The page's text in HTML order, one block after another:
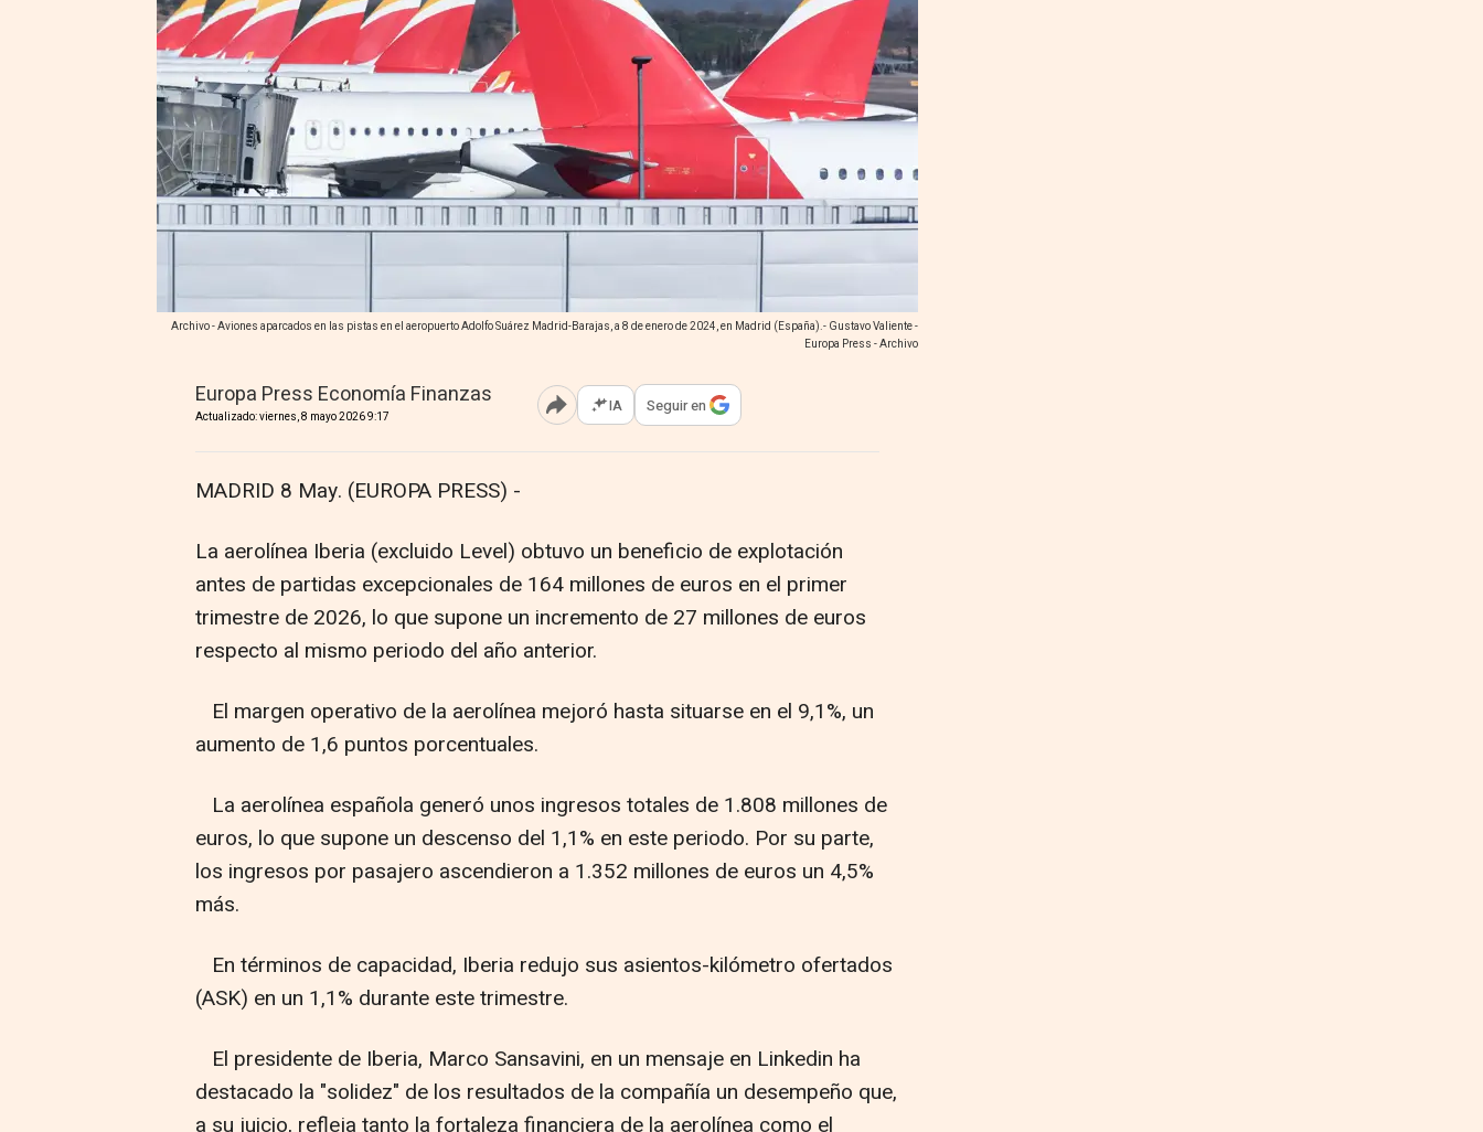
Archivo - Aviones aparcados en las pistas en el aeropuerto Adolfo Suárez Madrid-Barajas, a 8 de enero de 2024, en Madrid (España).- Gustavo Valiente -
Europa Press - Archivo
Europa Press Economía Finanzas
Actualizado: viernes, 8 mayo 2026 9:17 Abrir opciones para compartir
IA Seguir en
MADRID 8 May. (EUROPA PRESS) -
La aerolínea Iberia (excluido Level) obtuvo un beneficio de explotación
antes de partidas excepcionales de 164 millones de euros en el primer
trimestre de 2026, lo que supone un incremento de 27 millones de euros
respecto al mismo periodo del año anterior.
El margen operativo de la aerolínea mejoró hasta situarse en el 9,1%, un
aumento de 1,6 puntos porcentuales.
La aerolínea española generó unos ingresos totales de 1.808 millones de
euros, lo que supone un descenso del 1,1% en este periodo. Por su parte,
los ingresos por pasajero ascendieron a 1.352 millones de euros un 4,5%
más.
En términos de capacidad, Iberia redujo sus asientos-kilómetro ofertados
(ASK) en un 1,1% durante este trimestre.
El presidente de Iberia, Marco Sansavini, en un mensaje en Linkedin ha
destacado la "solidez" de los resultados de la compañía un desempeño que,
a su juicio, refleja tanto la fortaleza financiera de la aerolínea como el